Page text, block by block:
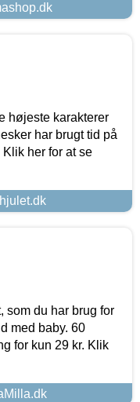
højeste karakterer
har brugt tid på
her for at se
som du har brug for
med baby. 60
for kun 29 kr. Klik